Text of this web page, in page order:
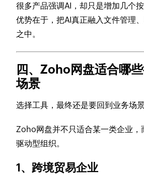
很多产品强调AI，却只是增加几个
优势在于，把AI真正融入文件管理
之中。
四、Zoho网盘适合哪
场景
选择工具，最终还是要回到业务场景
Zoho网盘并不只适合某一类企业，
驱动型组织。
1、跨境贸易企业